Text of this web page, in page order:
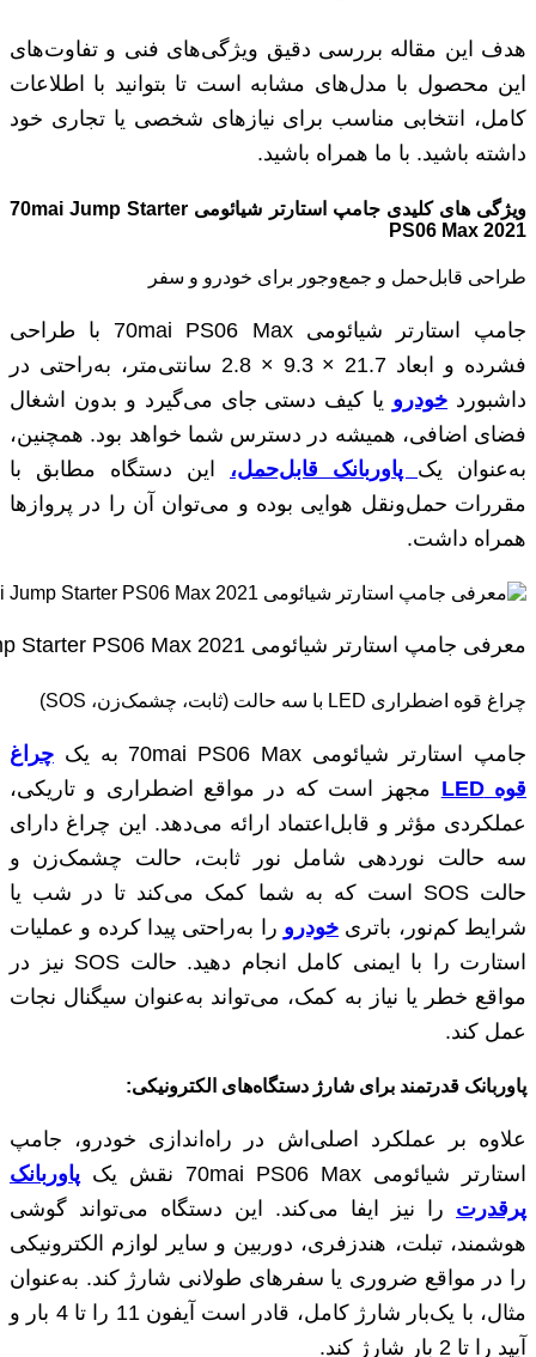
هدف این مقاله بررسی دقیق ویژگی‌های فنی و تفاوت‌های
این محصول با مدل‌های مشابه است تا بتوانید با اطلاعات
کامل، انتخابی مناسب برای نیازهای شخصی یا تجاری خود
داشته باشید. با ما همراه باشید.
ویژگی های کلیدیجامپ استارتر شیائومی 70 mai Jump Starter
PS06 Max 2021
طراحی قابل‌حمل و جمع‌وجور برای خودرو و سفر
جامپ استارتر شیائومی 70mai PS06 Max با طراحی
فشرده و ابعاد 21.7 × 9.3 × 2.8 سانتی‌متر، به‌راحتی در
داشبورد خودرو یا کیف دستی جای می‌گیرد و بدون اشغال
فضای اضافی، همیشه در دسترس شما خواهد بود. همچنین،
به‌عنوان یک پاوربانک قابل‌حمل، این دستگاه مطابق با
مقررات حمل‌ونقل هوایی بوده و می‌توان آن را در پروازها
همراه داشت.
معرفی جامپ استارتر شیائومی 70mai Jump Starter PS06 Max 2021
چراغ قوه اضطراری LED با سه حالت (ثابت، چشمک‌زن، SOS)
جامپ استارتر شیائومی 70mai PS06 Max به یک
چراغ
قوه LED
مجهز است که در مواقع اضطراری و تاریکی،
عملکردی مؤثر و قابل‌اعتماد ارائه می‌دهد. این چراغ دارای
سه حالت نوردهی شامل نور ثابت، حالت چشمک‌زن و
حالت SOS است که به شما کمک می‌کند تا در شب یا
شرایط کم‌نور، باتری خودرو را به‌راحتی پیدا کرده و عملیات
استارت را با ایمنی کامل انجام دهید. حالت SOS نیز در
مواقع خطر یا نیاز به کمک، می‌تواند به‌عنوان سیگنال نجات
عمل کند.
پاوربانک قدرتمند برای شارژ دستگاه‌های الکترونیکی:
علاوه بر عملکرد اصلی‌اش در راه‌اندازی خودرو، جامپ
استارتر شیائومی 70mai PS06 Max نقش یک
پاوربانک
پرقدرت را نیز ایفا می‌کند. این دستگاه می‌تواند گوشی
هوشمند، تبلت، هندزفری، دوربین و سایر لوازم الکترونیکی
را در مواقع ضروری یا سفرهای طولانی شارژ کند. به‌عنوان
مثال، با یک‌بار شارژ کامل، قادر است آیفون 11 را تا 4 بار و
آیپد را تا 2 بار شارژ کند.